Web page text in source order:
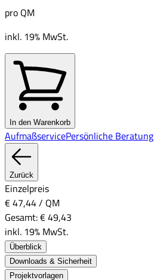
pro QM
inkl. 19% MwSt.
In den Warenkorb
AufmaßservicePersönliche Beratung
Zurück
Einzelpreis
€ 47,44/ QM
Gesamt:€ 49,43
inkl. 19% MwSt.
Überblick
Downloads & Sicherheit
Projektvorlagen